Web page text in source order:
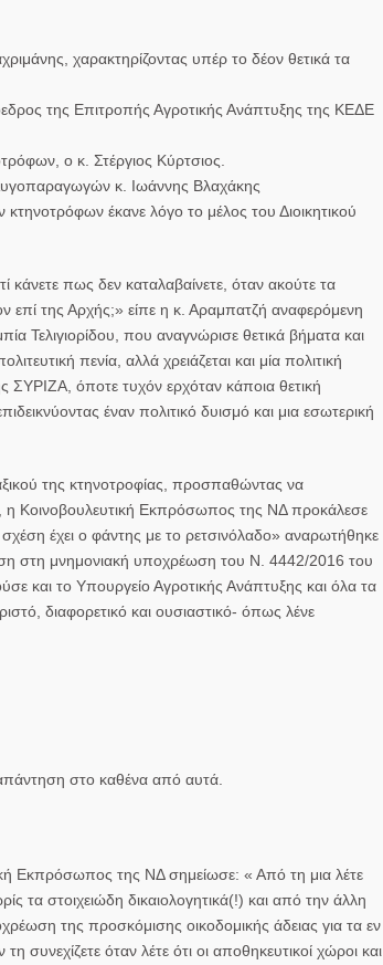
, χαρακτηρίζοντας υπέρ το δέον θετικά τα
της Επιτροπής Αγροτικής Ανάπτυξης της ΚΕΔΕ
ο κ. Στέργιος Κύρτσιος
κ. Ιωάννης Βλαχάκης
έκανε λόγο το μέλος του Διοικητικού
πως δεν καταλαβαίνετε, όταν ακούτε τα
επί της Αρχής;» είπε η κ. Αραμπατζή αναφερόμενη
Τελιγιορίδου , που αναγνώρισε θετικά βήματα και
πενία, αλλά χρειάζεται και μία πολιτική
ΣΥΡΙΖΑ, όποτε τυχόν ερχόταν κάποια θετική
έναν πολιτικό δυισμό και μια εσωτερική
της κτηνοτροφίας, προσπαθώντας να
η Κοινοβουλευτική Εκπρόσωπος της ΝΔ προκάλεσε
έχει ο φάντης με το ρετσινόλαδο» αναρωτήθηκε
στη μνημονιακή υποχρέωση του Ν. 4442/2016 του
και το Υπουργείο Αγροτικής Ανάπτυξης και όλα τα
διαφορετικό και ουσιαστικό- όπως λένε
στο καθένα από αυτά.
Εκπρόσωπος της ΝΔ σημείωσε: « Από τη μια λέτε
τα στοιχειώδη δικαιολογητικά(!) και από την άλλη
της προσκόμισης οικοδομικής άδειας για τα εν
όταν λέτε ότι οι αποθηκευτικοί χώροι και